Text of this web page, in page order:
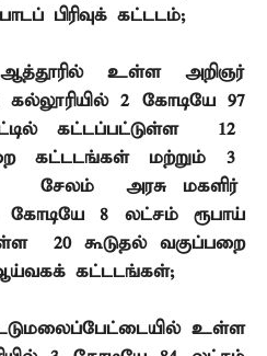
பிரிவுக் கட்டடம்;
உள்ள அறிஞர்
2கோடியே97
கட்டப்பட்டுள்ள 12
கட்டடங்கள் மற்றும் 3
சேலம் – அரசு மகளிர்
8 லட்சம் ரூபாய்
20கூடுதல் வகுப்பறை
கட்டடங்கள்;
உடுமலைப்பேட்டையில் உள்ள